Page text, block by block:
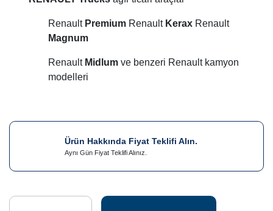
Renault Premium Renault Kerax Renault
Magnum
Renault Midlum ve benzeri Renault kamyon
modelleri
Ürün Hakkında Fiyat Teklifi Alın.
Aynı Gün Fiyat Teklifi Alınız.